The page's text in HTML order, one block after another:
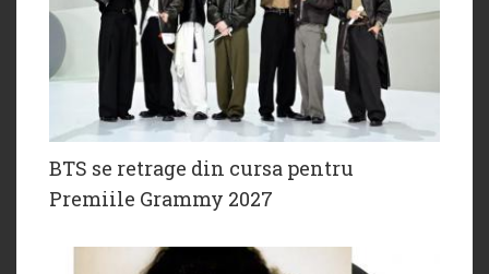
BTS se retrage din cursa pentru
Premiile Grammy 2027